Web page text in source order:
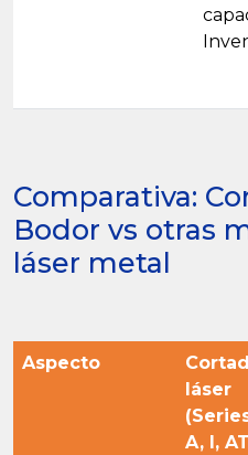
Comparativa:
Bodor vs otras
láser metal
Aspecto
A, I,